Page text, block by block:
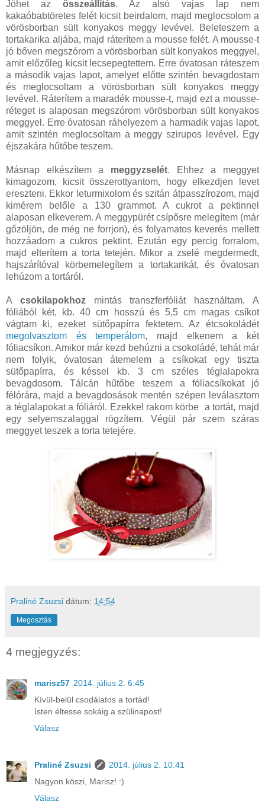
Jöhet az összeállítás. Az alsó vajas lap nem
kakaóbabtöretes felét kicsit beirdalom, majd meglocsolom a
vörösborban sült konyakos meggy levével. Beleteszem a
tortakarika aljába, majd ráterítem a mousse felét. A mousse-t
jó bőven megszórom a vörösborban sült konyakos meggyel,
amit előzőleg kicsit lecsepegtettem. Erre óvatosan ráteszem
a második vajas lapot, amelyet előtte szintén bevagdostam
és meglocsoltam a vörösborban sült konyakos meggy
levével. Ráterítem a maradék mousse-t, majd ezt a mousse-
réteget is alaposan megszórom vörösborban sült konyakos
meggyel. Erre óvatosan ráhelyezem a harmadik vajas lapot,
amit szintén meglocsoltam a meggy szirupos levével. Egy
éjszakára hűtőbe teszem.
Másnap elkészítem a meggyzselét. Ehhez a meggyet
kimagozom, kicsit összerottyantom, hogy elkezdjen levet
ereszteni. Ekkor leturmixolom és szitán átpasszírozom, majd
kimérem belőle a 130 grammot. A cukrot a pektinnel
alaposan elkeverem. A meggypürét csípősre melegítem (már
gőzöljön, de még ne forrjon), és folyamatos keverés mellett
hozzáadom a cukros pektint. Ezután egy percig forralom,
majd elterítem a torta tetején. Mikor a zselé megdermedt,
hajszárítóval körbemelegítem a tortakarikát, és óvatosan
lehúzom a tortáról.
A csokilapokhozmintás transzferfóliát használtam. A
fóliából két, kb. 40 cm hosszú és 5,5 cm magas csíkot
vágtam ki, ezeket sütőpapírra fektetem. Az étcsokoládét
megolvasztom és temperálom, majd elkenem a két
fóliacsíkon. Amikor már kezd behúzni a csokoládé, tehát már
nem folyik, óvatosan átemelem a csíkokat egy tiszta
sütőpapírra, és késsel kb. 3 cm széles téglalapokra
bevagdosom. Tálcán hűtőbe teszem a fóliacsíkokat jó
félórára, majd a bevagdosások mentén szépen leválasztom
a téglalapokat a fóliáról. Ezekkel rakom körbe a tortát, majd
egy selyemszalaggal rögzítem. Végül pár szem száras
meggyet teszek a torta tetejére.
Praliné Zsuzsi dátum: 14:54
Megosztás
4 megjegyzés:
marisz57 2014. július 2. 6:45
Kívül-belül csodálatos a tortád!
Isten éltesse sokáig a szülinapost!
Válasz
Praliné Zsuzsi
2014. július 2. 10:41
Nagyon köszi, Marisz! :)
Válasz